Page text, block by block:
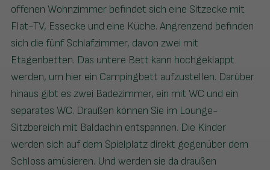
offenen Wohnzimmer befindet sich eine Sitzecke mit
Flat-TV, Essecke und eine Küche. Angrenzend befinden
sich die fünf Schlafzimmer, davon zwei mit
Etagenbetten. Das untere Bett kann hochgeklappt
werden, um hier ein Campingbett aufzustellen. Darüber
hinaus gibt es zwei Badezimmer, ein mit WC und ein
separates WC. Draußen können Sie im Lounge-
Sitzbereich mit Baldachin entspannen. Die Kinder
werden sich auf dem Spielplatz direkt gegenüber dem
Schloss amüsieren. Und werden sie da draußen